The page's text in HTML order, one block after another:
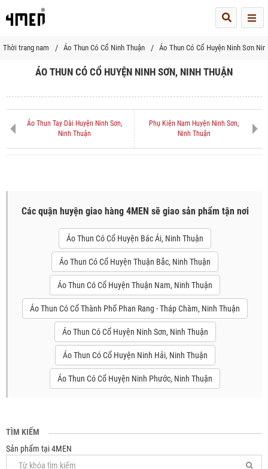
Thời trang nam Áo Thun Có Cổ Ninh Thuận Áo Thun Có Cổ Huyện Ninh Sơn
ÁO THUN CÓ CỔ HUYỆN NINH SƠN, NINH THUẬN
Áo Thun Tay Dài Huyện Ninh Sơn,
Ninh Thuận
Phụ Kiện Nam Huyện Ninh Sơn,
Ninh Thuận
Các quận huyện giao hàng 4MEN sẽ giao sản phẩm tận nơi
Áo Thun Có Cổ Huyện Bác Ái, Ninh Thuận
Áo Thun Có Cổ Huyện Thuận Bắc, Ninh Thuận
Áo Thun Có Cổ Huyện Thuận Nam, Ninh Thuận
Áo Thun Có Cổ Thành Phố Phan Rang - Tháp Chàm, Ninh Thuận
Áo Thun Có Cổ Huyện Ninh Sơn, Ninh Thuận
Áo Thun Có Cổ Huyện Ninh Hải, Ninh Thuận
Áo Thun Có Cổ Huyện Ninh Phước, Ninh Thuận
TÌM KIẾM
Sản phẩm tại 4MEN